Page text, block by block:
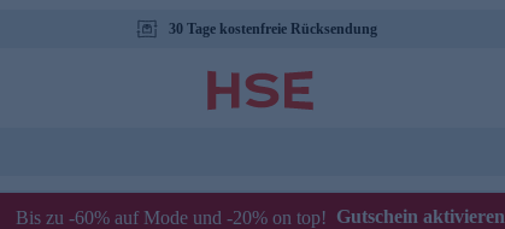
30 Tage kostenfreie Rücksendung
Bis zu -60% auf Mode und -20% on top! Gutschein aktivieren